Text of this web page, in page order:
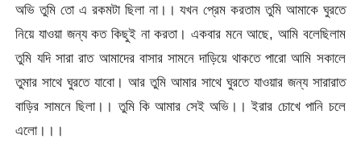
অভি তুমি তো এ রকমটা ছিলা না।। যখন প্রেম করতাম তুমি আমাকে ঘুরতে
নিয়ে যাওয়া জন্য কত কিছুই না করতা। একবার মনে আছে, আমি বলেছিলাম
তুমি যদি সারা রাত আমাদের বাসার সামনে দাড়িয়ে থাকতে পারো আমি সকালে
তুমার সাথে ঘুরতে যাবো। আর তুমি আমার সাথে ঘুরতে যাওয়ার জন্য সারারাত
বাড়ির সামনে ছিলা।। তুমি কি আমার সেই অভি।। ইরার চোখে পানি চলে
এলো।।।